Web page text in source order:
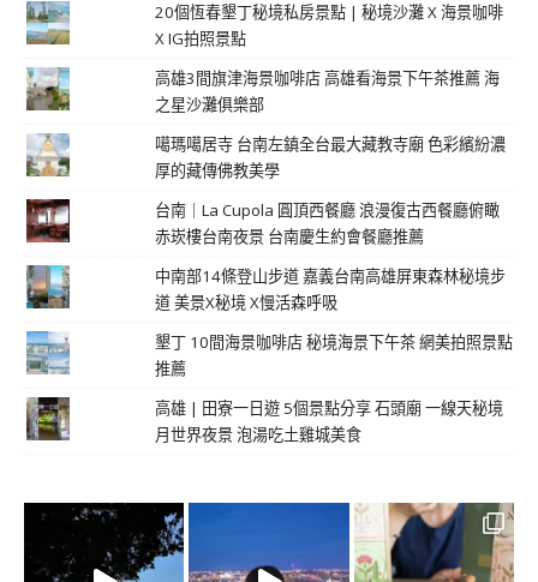
20個恆春墾丁秘境私房景點 | 秘境沙灘 X 海景咖啡
X IG拍照景點
高雄3間旗津海景咖啡店 高雄看海景下午茶推薦 海
之星沙灘俱樂部
噶瑪噶居寺 台南左鎮全台最大藏教寺廟 色彩繽紛濃
厚的藏傳佛教美學
台南｜La Cupola 圓頂西餐廳 浪漫復古西餐廳俯瞰
赤崁樓台南夜景 台南慶生約會餐廳推薦
中南部14條登山步道 嘉義台南高雄屏東森林秘境步
道 美景X秘境 X慢活森呼吸
墾丁 10間海景咖啡店 秘境海景下午茶 網美拍照景點
推薦
高雄 | 田寮一日遊 5個景點分享 石頭廟 一線天秘境
月世界夜景 泡湯吃土雞城美食